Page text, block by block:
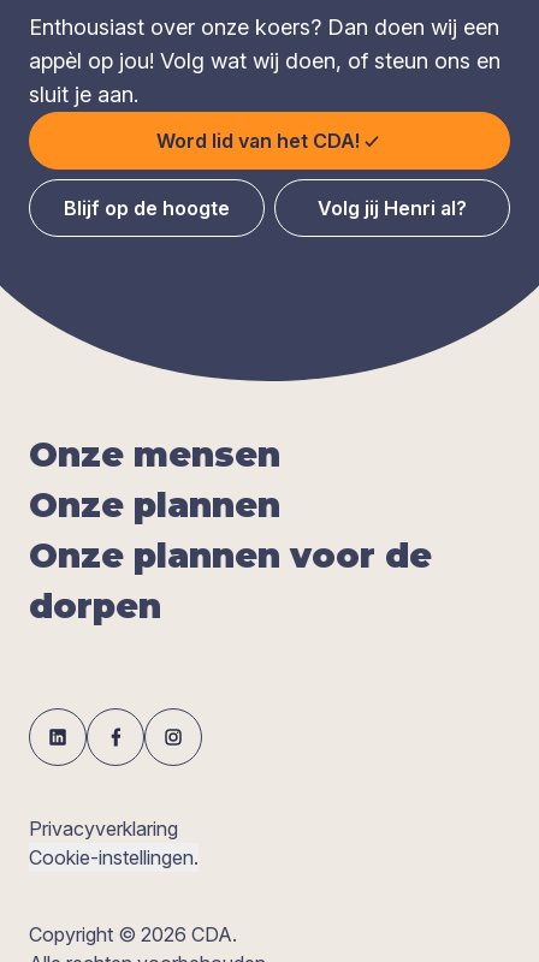
Enthousiast over onze koers? Dan doen wij een
appèl op jou! Volg wat wij doen, of steun ons en
sluit je aan.
Word lid van het CDA!
Blijf op de hoogte Volg jij Henri al?
Onze men­sen
Onze plan­nen
Onze plan­nen voor de
dor­pen
Privacyverklaring
Cookie-instellingen.
Copyright © 2026 CDA.